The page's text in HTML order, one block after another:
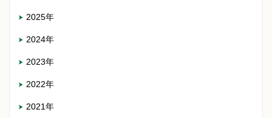
2025年
2024年
2023年
2022年
2021年